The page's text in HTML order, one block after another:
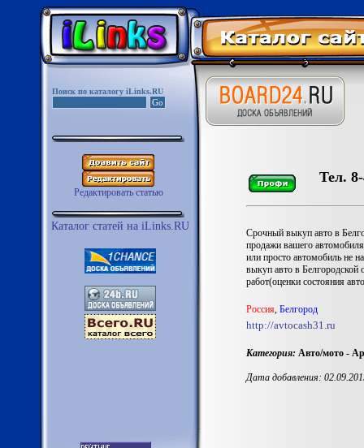
Поиск по каталогу iLinks.RU
Редактировать статью
Каталог статей на iLinks.RU
Тел.
Срочный выкуп авто в
продажи вашего
или просто автомобиль не
выкуп авто в Белгородской
работ(оценки состояния
Роccия, Белгород
http://avtocash31.ru
Категория: Авто/мото -
Дата добавления: